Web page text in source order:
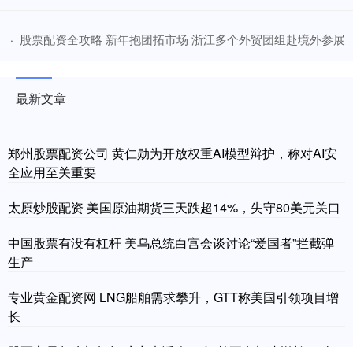
· ​股票配资全攻略 新年抱团拓市场 浙江多个外贸团组赴境外参展
最新文章
郑州股票配资公司 黄仁勋为开放权重AI模型辩护，称对AI安
全应用至关重要
太原炒股配资 美国原油期货三天跌超14%，失守80美元关口
中国股票有没有杠杆 美乌总统白宫会谈讨论“爱国者”拦截弹
生产
专业黄金配资网 LNG船舶需求攀升，GTT称美国引领项目增
长